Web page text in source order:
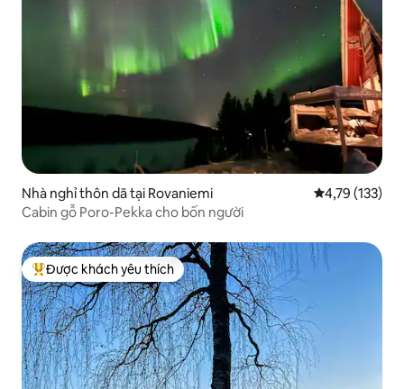
Nhà nghỉ thôn dã tại Rovaniemi Xếp hạng
4,79 (133)
Cabin gỗ Poro-Pekka cho bốn người
Được khách yêu thích nhất
Được khách yêu thích